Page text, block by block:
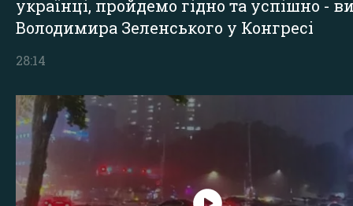
українці, пройдемо гідно та успішно -
Володимира Зеленського у Конгресі
28:14